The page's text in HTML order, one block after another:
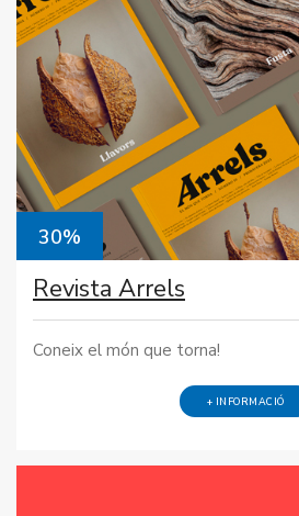
30%
Revista Arrels
Coneix el món que torna!
+ INFORMACIÓ